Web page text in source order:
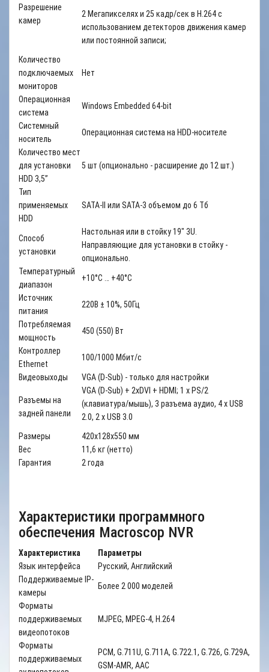
Разрешение
камер
2 Мегапикселях и 25 кадр/сек в H.264 с
использованием детекторов движения камер
или постоянной записи;
Количество
подключаемых
мониторов
Нет
Операционная
система
Windows Embedded 64-bit
Системный
носитель
Операционная система на HDD-носителе
Количество мест
для установки
HDD 3,5”
5 шт (опционально - расширение до 12 шт.)
Тип
применяемых
HDD
SATA-II или SATA-3 объемом до 6 Тб
Способ
установки
Настольная или в стойку 19" 3U.
Направляющие для установки в стойку -
опционально.
Температурный
диапазон
+10°С … +40°С
Источник
питания
220В ± 10%, 50Гц
Потребляемая
мощность
450 (550) Вт
Контроллер
Ethernet
100/1000 Мбит/с
Видеовыходы VGA (D-Sub) - только для настройки
Разъемы на
задней панели
VGA (D-Sub) + 2xDVI + HDMI; 1 x PS/2
(клавиатура/мышь), 3 разъема аудио, 4 x USB
2.0, 2 x USB 3.0
Размеры
420х128х550 мм
Вес
11,6 кг (нетто)
Гарантия
2 года
Характеристики программного
обеспечения Macroscop NVR
Характеристика
Параметры
Язык интерфейса
Русский, Английский
Поддерживаемые IP-
камеры
Более 2 000 моделей
Форматы
поддерживаемых
видеопотоков
MJPEG, MPEG-4, H.264
Форматы
поддерживаемых
PCM, G.711U, G.711A, G.722.1, G.726, G.729A,
GSM-AMR, AAC